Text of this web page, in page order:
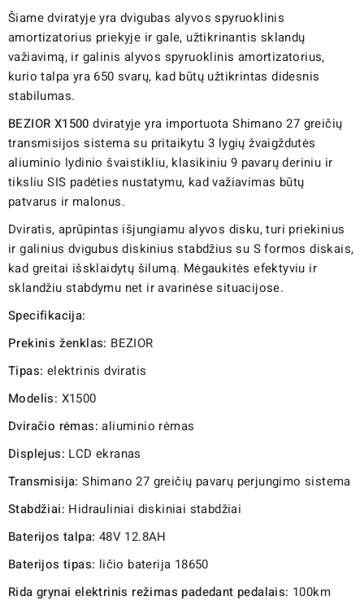
Šiame dviratyje yra dvigubas alyvos spyruoklinis
amortizatorius priekyje ir gale, užtikrinantis sklandų
važiavimą, ir galinis alyvos spyruoklinis amortizatorius,
kurio talpa yra 650 svarų, kad būtų užtikrintas didesnis
stabilumas.
BEZIOR X1500dviratyje yra importuota Shimano 27 greičių
transmisijos sistema su pritaikytu 3 lygių žvaigždutės
aliuminio lydinio švaistikliu, klasikiniu 9 pavarų deriniu ir
tiksliu SIS padėties nustatymu, kad važiavimas būtų
patvarus ir malonus.
Dviratis, aprūpintas išjungiamu alyvos disku, turi priekinius
ir galinius dvigubus diskinius stabdžius su S formos diskais,
kad greitai išsklaidytų šilumą. Mėgaukitės efektyviu ir
sklandžiu stabdymu net ir avarinėse situacijose.
Specifikacija:
Prekinis ženklas: BEZIOR
Tipas: elektrinis dviratis
Modelis: X1500
Dviračio rėmas: aliuminio rėmas
Displejus: LCD ekranas
Transmisija: Shimano 27 greičių pavarų perjungimo sistema
Stabdžiai: Hidrauliniai diskiniai stabdžiai
Baterijos talpa: 48V 12.8AH
Baterijos tipas: ličio baterija 18650
Rida grynai elektrinis režimas padedant pedalais: 100km